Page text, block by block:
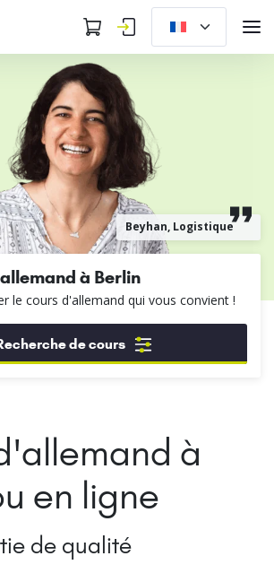
à
en ligne
de qualité
Beyhan, Logistique
à Berlin
le cours d'allemand qui vous convient !
de cours